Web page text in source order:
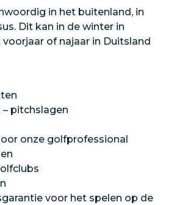
in het buitenland, in
Dit kan in de winter in
of najaar in Duitsland
– pitchslagen
onze golfprofessional
voor het spelen op de